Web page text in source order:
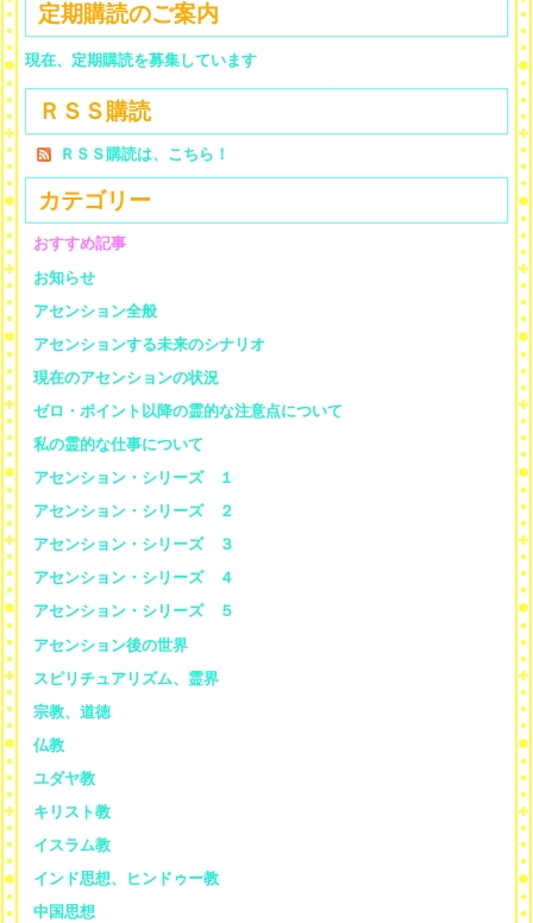
定期購読のご案内
現在、定期購読を募集しています
ＲＳＳ購読
ＲＳＳ購読は、こちら！
カテゴリー
おすすめ記事
お知らせ
アセンション全般
アセンションする未来のシナリオ
現在のアセンションの状況
ゼロ・ポイント以降の霊的な注意点について
私の霊的な仕事について
アセンション・シリーズ １
アセンション・シリーズ ２
アセンション・シリーズ ３
アセンション・シリーズ ４
アセンション・シリーズ ５
アセンション後の世界
スピリチュアリズム、霊界
宗教、道徳
仏教
ユダヤ教
キリスト教
イスラム教
インド思想、ヒンドゥー教
中国思想